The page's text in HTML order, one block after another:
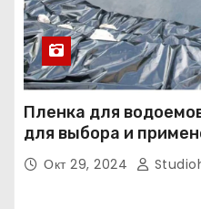
Пленка для
для выбора и
Окт 29, 2024